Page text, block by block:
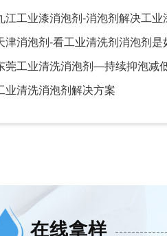
莞工业清洗消泡剂—持续抑泡减
业清洗消泡剂解决方案
在线拿样